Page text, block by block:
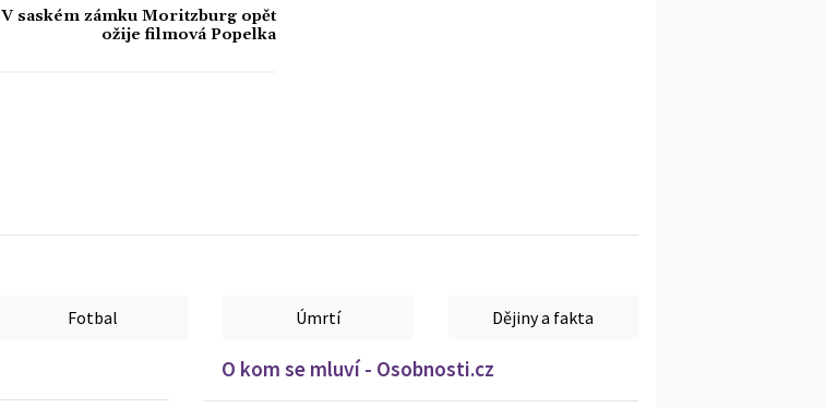
V saském zámku Moritzburg opět
ožije filmová Popelka
Fotbal Úmrtí Dějiny a fakta
O kom se mluví - Osobnosti.cz